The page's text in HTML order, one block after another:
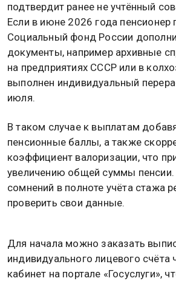
подтвердит ранее не учтённый
Если в июне 2026 года пенсионер
Социальный фонд России
документы, например архивные
на предприятиях СССР или в
выполнен индивидуальный
июля.
В таком случае к выплатам
пенсионные баллы, а также
коэффициент валоризации, что
увеличению общей суммы пенсии.
сомнений в полноте учёта стажа
проверить свои данные.
Для начала можно заказать
индивидуального лицевого счёта
кабинет на портале «Госуслуги»,